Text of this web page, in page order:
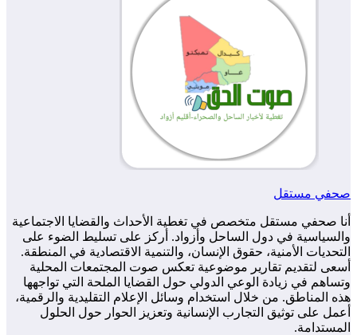
صحفي مستقل
أنا صحفي مستقل متخصص في تغطية الأحداث والقضايا الاجتماعية
والسياسية في دول الساحل وأزواد. أركز على تسليط الضوء على
التحديات الأمنية، حقوق الإنسان، والتنمية الاقتصادية في المنطقة.
أسعى لتقديم تقارير موضوعية تعكس صوت المجتمعات المحلية
وتساهم في زيادة الوعي الدولي حول القضايا الملحة التي تواجهها
هذه المناطق. من خلال استخدام وسائل الإعلام التقليدية والرقمية،
أعمل على توثيق التجارب الإنسانية وتعزيز الحوار حول الحلول
المستدامة.